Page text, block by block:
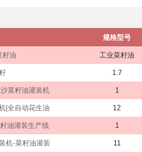
规格型号
籽油 工业菜籽油
1.7
菜籽油灌装机 1
|全自动花生油 12
油灌装生产线 1
机-菜籽油灌装 11